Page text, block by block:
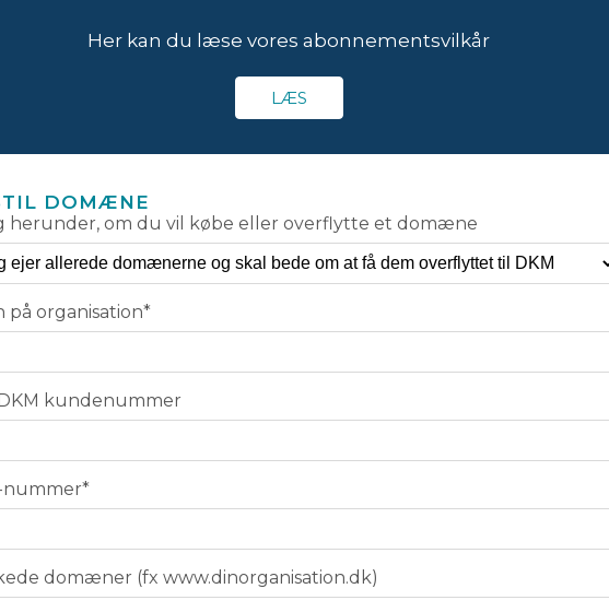
Her kan du læse vores abonnementsvilkår
LÆS
DOMÆNE
herunder, om du vil købe eller overflytte et domæne
på organisation*
kundenummer
nummer*
domæner (fx www.dinorganisation.dk)